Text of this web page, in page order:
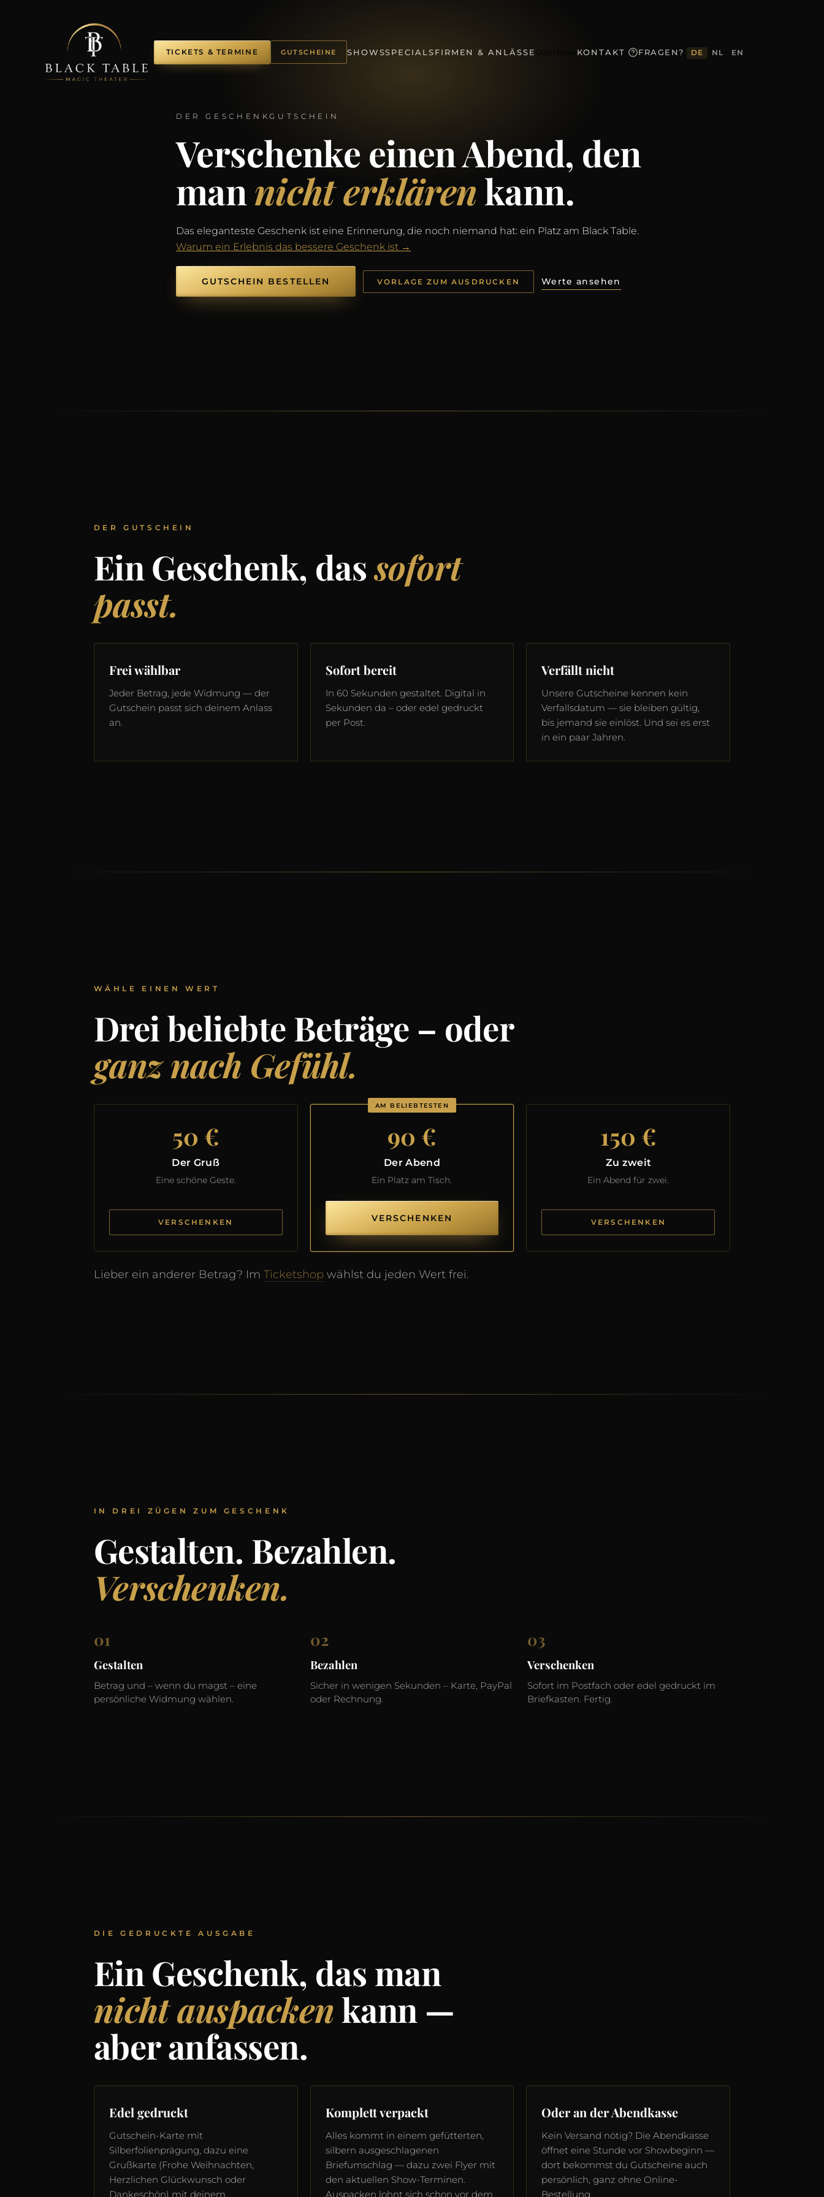
TICKETS & TERMINE GUTSCHEINE SHOWSSPECIALS FIRMEN & ANLÄSSE KONTAKT FRAGEN? DE NL EN
DER GESCHENKGUTSCHEIN
Verschenke einen Abend, den
man nicht erklärenkann.
Das eleganteste Geschenk ist eine Erinnerung, die noch niemand hat: ein Platz am Black Table.
Warum ein Erlebnis das bessere Geschenk ist →
GUTSCHEIN BESTELLEN VORLAGE ZUM AUSDRUCKEN Werte ansehen
DER GUTSCHEIN
Ein Geschenk, dassofort
passt.
Frei wählbar
Jeder Betrag, jede Widmung — der
Gutschein passt sich deinem Anlass
an.
Sofort bereit
In 60 Sekunden gestaltet. Digital in
Sekunden da – oder edel gedruckt
per Post.
Verfällt nicht
Unsere Gutscheine kennen kein
Verfallsdatum — sie bleiben gültig,
bis jemand sie einlöst. Und sei es erst
in ein paar Jahren.
WÄHLE EINEN WERT
Drei beliebte Beträge – oder
ganz nach Gefühl.
50 €
Der Gruß
Eine schöne Geste.
VERSCHENKEN
AM BELIEBTESTEN
90 €
Der Abend
Ein Platz am Tisch.
VERSCHENKEN
150 €
Zu zweit
Ein Abend für zwei.
VERSCHENKEN
Lieber ein anderer Betrag? Im Ticketshopwählst du jeden Wert frei.
IN DREI ZÜGEN ZUM GESCHENK
Gestalten. Bezahlen.
Verschenken.
01
Gestalten
Betrag und – wenn du magst – eine
persönliche Widmung wählen.
02
Bezahlen
Sicher in wenigen Sekunden – Karte, PayPal
oder Rechnung.
03
Verschenken
Sofort im Postfach oder edel gedruckt im
Briefkasten. Fertig.
DIE GEDRUCKTE AUSGABE
Ein Geschenk, das man
nicht auspackenkann —
aber anfassen.
Edel gedruckt
Gutschein-Karte mit
Silberfolienprägung, dazu eine
Grußkarte (Frohe Weihnachten,
Herzlichen Glückwunsch oder
Dankeschön) mit deinem
Komplett verpackt
Alles kommt in einem gefütterten,
silbern ausgeschlagenen
Briefumschlag — dazu zwei Flyer mit
den aktuellen Show-Terminen.
Auspacken lohnt sich schon vor dem
Oder an der Abendkasse
Kein Versand nötig? Die Abendkasse
öffnet eine Stunde vor Showbeginn —
dort bekommst du Gutscheine auch
persönlich, ganz ohne Online-
Bestellung.